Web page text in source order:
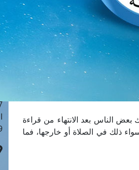
الناس بعد الانتهاء من قراءة
أو سماعه يقولون: (بلى)، سواء ذلك في الصلاة أو خارجها، فما